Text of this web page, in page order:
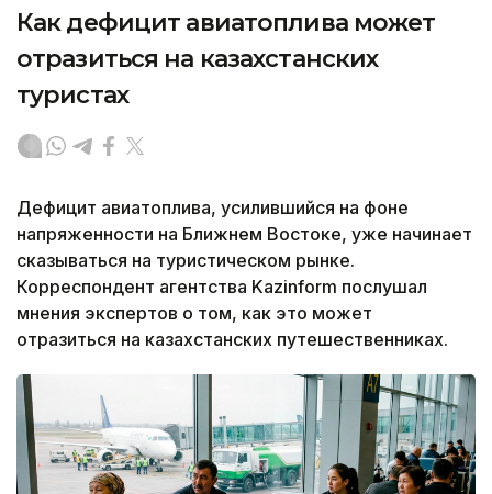
Как дефицит авиатоплива может
отразиться на казахстанских
туристах
Дефицит авиатоплива, усилившийся на фоне
напряженности на Ближнем Востоке, уже начинает
сказываться на туристическом рынке.
Корреспондент агентства Kazinform послушал
мнения экспертов о том, как это может
отразиться на казахстанских путешественниках.